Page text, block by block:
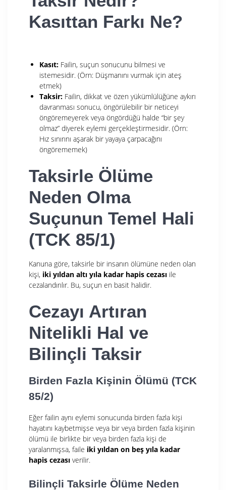
Kasıttan Farkı Ne?
Kasıt: Failin, suçun sonucunu bilmesi ve
istemesidir. (Örn: Düşmanını vurmak için ateş
etmek)
Taksir: Failin, dikkat ve özen yükümlülüğüne aykırı
davranması sonucu, öngörülebilir bir neticeyi
öngöremeyerek veya öngördüğü halde “bir şey
olmaz” diyerek eylemi gerçekleştirmesidir. (Örn:
Hız sınırını aşarak bir yayaya çarpacağını
öngörememek)
Taksirle Ölüme
Neden Olma
Suçunun Temel Hali
(TCK 85/1)
Kanuna göre, taksirle bir insanın ölümüne neden olan
kişi, iki yıldan altı yıla kadar hapis cezası ile
cezalandırılır. Bu, suçun en basit halidir.
Cezayı Artıran
Nitelikli Hal ve
Bilinçli Taksir
Birden Fazla Kişinin Ölümü (TCK
85/2)
Eğer failin aynı eylemi sonucunda birden fazla kişi
hayatını kaybetmişse veya bir veya birden fazla kişinin
ölümü ile birlikte bir veya birden fazla kişi de
yaralanmışsa, faile iki yıldan on beş yıla kadar
hapis cezası verilir.
Bilinçli Taksirle Ölüme Neden